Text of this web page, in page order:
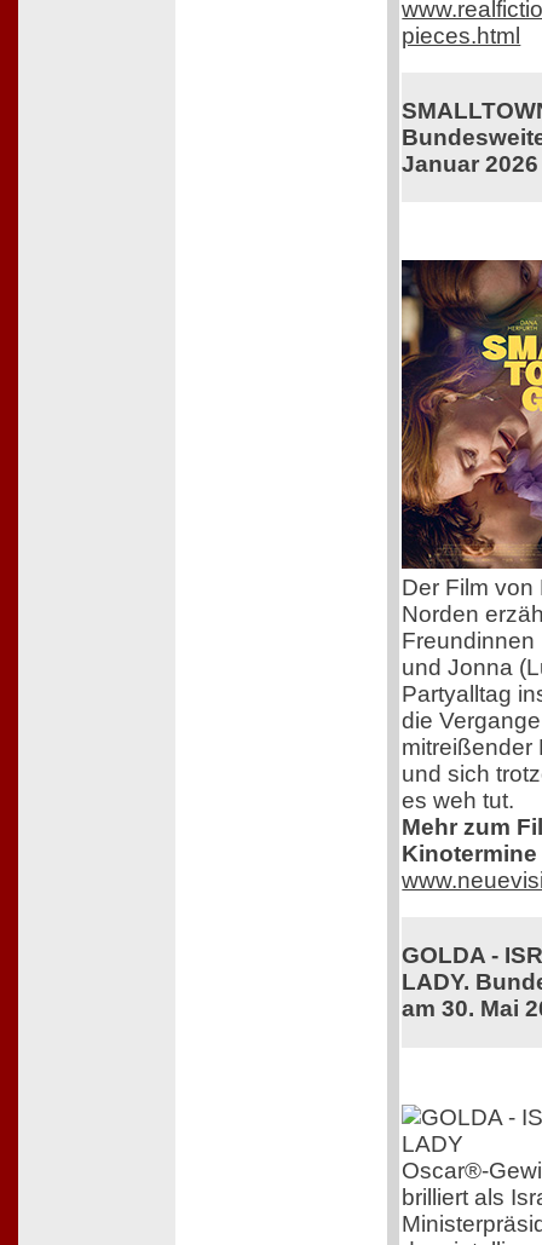
pieces.html
Januar 2026
Der Film von
Norden
Freundinnen
und Jonna
Partyalltag
die
mitreißender
und sich
es weh tut.
Mehr zum
GOLDA -
LADY.
am 30. Mai
Oscar®-
brilliert als